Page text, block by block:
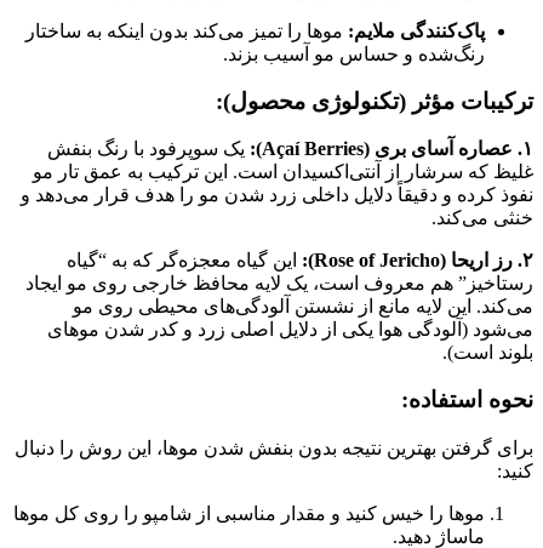
پاک‌کنندگی ملایم: موها را تمیز می‌کند بدون اینکه به ساختار
رنگ‌شده و حساس مو آسیب بزند.
ترکیبات مؤثر (تکنولوژی محصول):
۱. عصاره آسای بری (Açaí Berries):
یک سوپرفود با رنگ بنفش
غلیظ که سرشار از آنتی‌اکسیدان است. این ترکیب به عمق تار مو
نفوذ کرده و دقیقاً دلایل داخلی زرد شدن مو را هدف قرار می‌دهد و
خنثی می‌کند.
۲. رز اریحا (Rose of Jericho):
این گیاه معجزه‌گر که به “گیاه
رستاخیز” هم معروف است، یک لایه محافظ خارجی روی مو ایجاد
می‌کند. این لایه مانع از نشستن آلودگی‌های محیطی روی مو
می‌شود (آلودگی هوا یکی از دلایل اصلی زرد و کدر شدن موهای
بلوند است).
نحوه استفاده:
برای گرفتن بهترین نتیجه بدون بنفش شدن موها، این روش را دنبال
کنید:
موها را خیس کنید و مقدار مناسبی از شامپو را روی کل موها
ماساژ دهید.